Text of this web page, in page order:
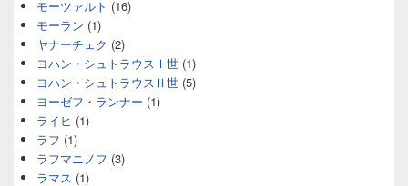
モーツァルト (16)
モーラン (1)
ヤナーチェク (2)
ヨハン・シュトラウスⅠ世 (1)
ヨハン・シュトラウスⅡ世 (5)
ヨーゼフ・ランナー (1)
ライヒ (1)
ラフ (1)
ラフマニノフ (3)
ラマス (1)